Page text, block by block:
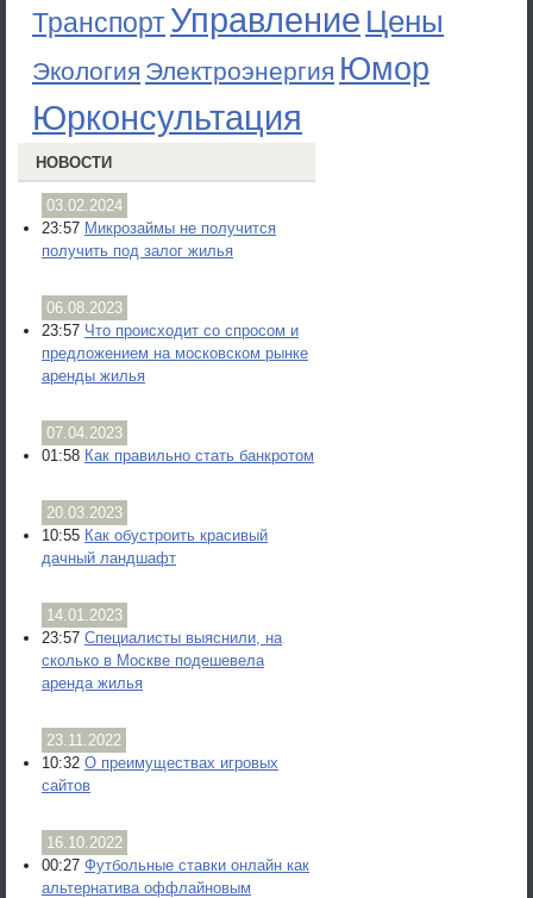
ТранспортУправление Цены
Экология Электроэнергия Юмор
Юрконсультация
НОВОСТИ
03.02.2024
23:57 Микрозаймы не получится
получить под залог жилья
06.08.2023
23:57 Что происходит со спросом и
предложением на московском рынке
аренды жилья
07.04.2023
01:58 Как правильно стать банкротом
20.03.2023
10:55 Как обустроить красивый
дачный ландшафт
14.01.2023
23:57 Специалисты выяснили, на
сколько в Москве подешевела
аренда жилья
23.11.2022
10:32 О преимуществах игровых
сайтов
16.10.2022
00:27 Футбольные ставки онлайн как
альтернатива оффлайновым